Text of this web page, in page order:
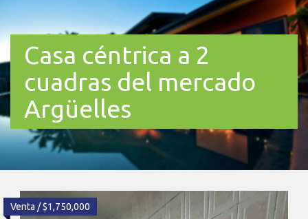
Casa céntrica a 2
cuadras del mercado
Argüelles
Venta / $1,750,000